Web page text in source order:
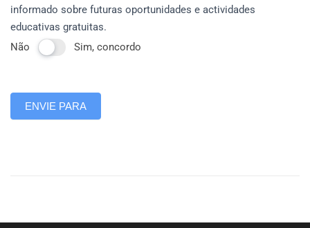
informado sobre futuras oportunidades e actividades
educativas gratuitas.
Não
Sim, concordo
ENVIE PARA